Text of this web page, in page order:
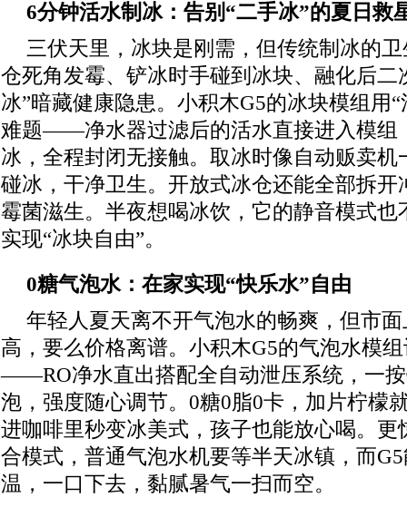
6分钟活水制冰：告别 “二手冰”的夏日救
三伏天里，冰块是刚需，但传统制冰的
仓死角发霉、铲冰时手碰到冰块、融化后
冰”暗藏健康隐患。小积木G5的冰块模组用
难题——净水器过滤后的活水直接进入模组
冰，全程封闭无接触。取冰时像自动贩卖机
碰冰，干净卫生。开放式冰仓还能全部拆开
霉菌滋生。半夜想喝冰饮，它的静音模式也
实现“冰块自由”。
0糖气泡水：在家实现“快乐水”自由
年轻人夏天离不开气泡水的畅爽，但市
高，要么价格离谱。小积木G5的气泡水模
——RO净水直出搭配全自动泄压系统，一
泡，强度随心调节。0糖0脂0卡，加片柠檬
进咖啡里秒变冰美式，孩子也能放心喝。更
合模式，普通气泡水机要等半天冰镇，而
温，一口下去，黏腻暑气一扫而空。